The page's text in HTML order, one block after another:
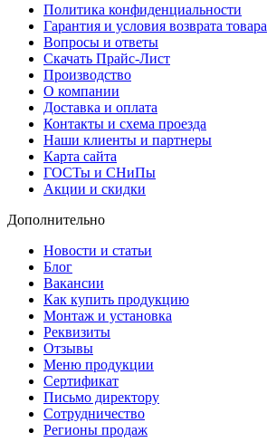
Политика конфиденциальности
Гарантия и условия возврата товара
Вопросы и ответы
Скачать Прайс-Лист
Производство
О компании
Доставка и оплата
Контакты и схема проезда
Наши клиенты и партнеры
Карта сайта
ГОСТы и СНиПы
Акции и скидки
Дополнительно
Новости и статьи
Блог
Вакансии
Как купить продукцию
Монтаж и установка
Реквизиты
Отзывы
Меню продукции
Сертификат
Письмо директору
Сотрудничество
Регионы продаж